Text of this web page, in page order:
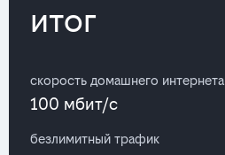
итог
скорость домашнего интернета
100 мбит/с
безлимитный трафик